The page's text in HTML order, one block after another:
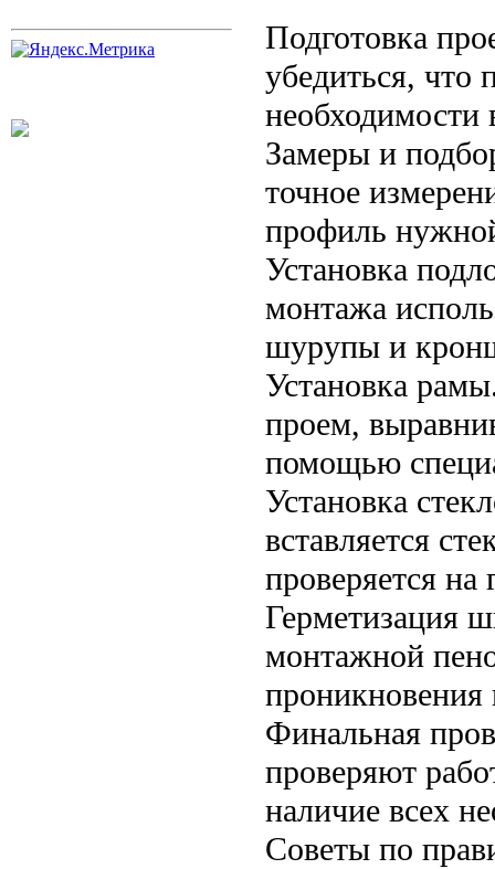
Подготовка
убедиться, что
необходимости
Замеры и
точное
профиль
Установка
монтажа
шурупы и
Установка
проем,
помощью
Установка
вставляется
проверяется на
Герметизация
монтажной
проникновения
Финальная
проверяют
наличие всех
Советы по